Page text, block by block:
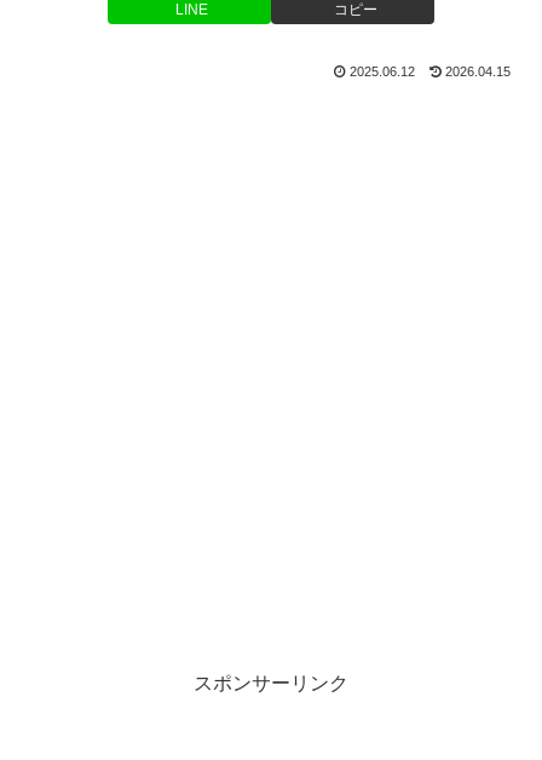
LINE コピー
2025.06.12 2026.04.15
スポンサーリンク